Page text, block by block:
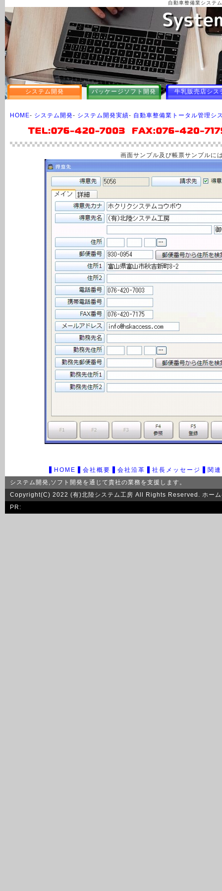
自動車整備業システ
システム開発 パッケージソフト開発 牛乳販売店シス
HOME- システム開発- システム開発実績- 自動車整備業トータル管理シ
画面サンプル及び帳票サンプルに
HOME 会社概要 会社沿革 社長メッセージ
関
システム開発 ,ソフト開発 を通じて貴社の業務を支援します。
Copyright(C) 2022 (有)北陸システム工房 All Rights Reserved. ホーム
PR: